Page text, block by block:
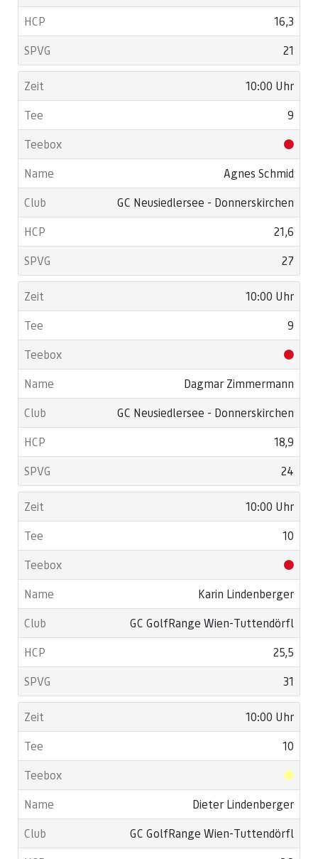
16,3
21
10:00 Uhr
9
Agnes Schmid
GC Neusiedlersee - Donnerskirchen
21,6
27
10:00 Uhr
9
Dagmar Zimmermann
GC Neusiedlersee - Donnerskirchen
18,9
24
10:00 Uhr
10
Karin Lindenberger
GC GolfRange Wien-Tuttendörfl
25,5
31
10:00 Uhr
10
Dieter Lindenberger
GC GolfRange Wien-Tuttendörfl